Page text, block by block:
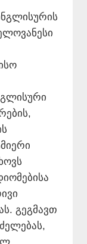
გეგმავთ